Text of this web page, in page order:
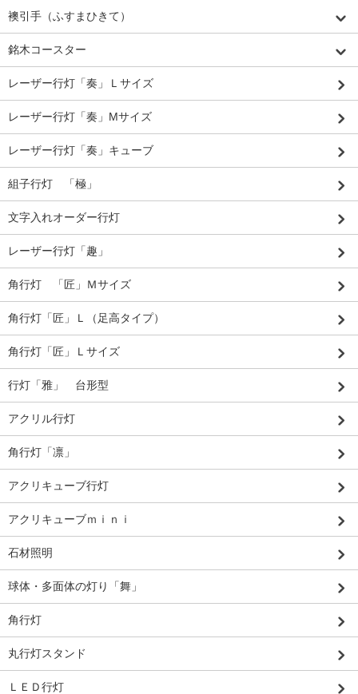
襖引手（ふすまひきて）
銘木コースター
レーザー行灯「奏」Ｌサイズ
レーザー行灯「奏」Mサイズ
レーザー行灯「奏」キューブ
組子行灯 「極」
文字入れオーダー行灯
レーザー行灯「趣」
角行灯 「匠」Ｍサイズ
角行灯「匠」Ｌ（足高タイプ）
角行灯「匠」Ｌサイズ
行灯「雅」 台形型
アクリル行灯
角行灯「凛」
アクリキューブ行灯
アクリキューブｍｉｎｉ
石材照明
球体・多面体の灯り「舞」
角行灯
丸行灯スタンド
ＬＥＤ行灯